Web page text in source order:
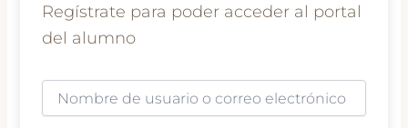
Regístrate para poder acceder al portal
del alumno